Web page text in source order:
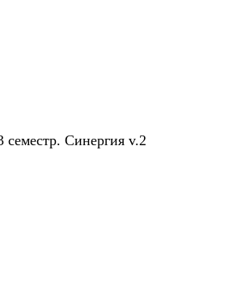
семестр. Синергия v.2